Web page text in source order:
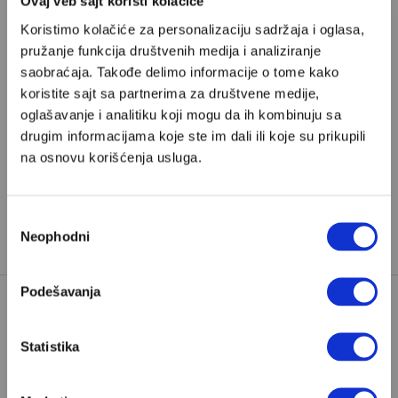
Koristimo kolačiće za personalizaciju sadržaja i oglasa,
pružanje funkcija društvenih medija i analiziranje
saobraćaja. Takođe delimo informacije o tome kako
koristite sajt sa partnerima za društvene medije,
oglašavanje i analitiku koji mogu da ih kombinuju sa
drugim informacijama koje ste im dali ili koje su prikupili
na osnovu korišćenja usluga.
сагласности
Neophodni
Podešavanja
Statistika
Poštovani, da biste nastavili sa čitanjem naših
premium sadržaja, neophodno je da
odaberete jedan od planova pretplate.
Pretplata
Već imate nalog?
je one-man-popkulturni vodič. Sa
dvoje dece